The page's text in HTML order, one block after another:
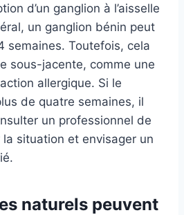
d’un ganglion à l’aisselle
un ganglion bénin peut
semaines. Toutefois, cela
sous-jacente, comme une
allergique. Si le
de quatre semaines, il
un professionnel de
situation et envisager un
naturels peuvent